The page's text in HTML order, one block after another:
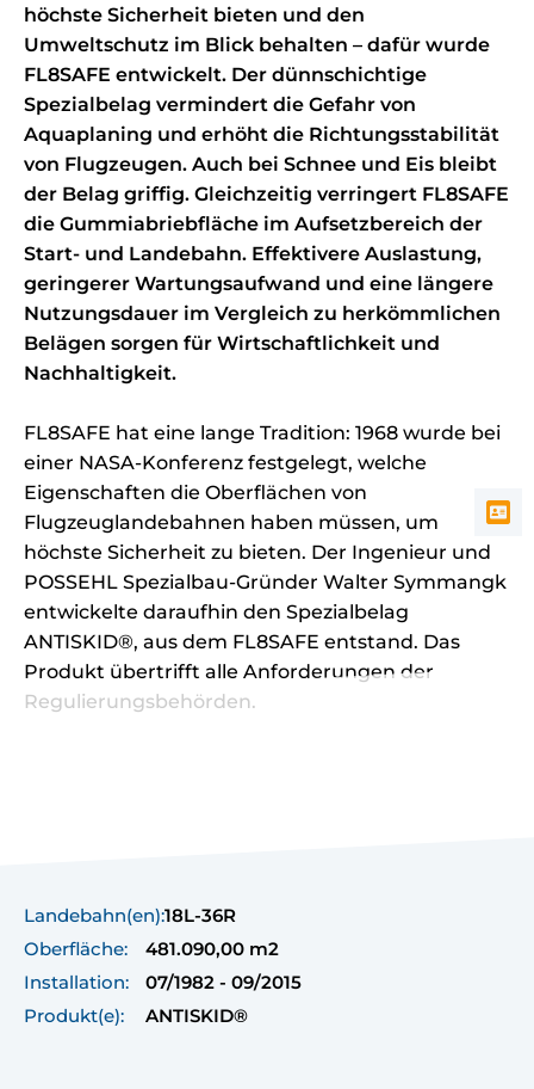
höchste Sicherheit bieten und den
Umweltschutz im Blick behalten – dafür wurde
FL8SAFE entwickelt. Der dünnschichtige
Spezialbelag vermindert die Gefahr von
Aquaplaning und erhöht die Richtungsstabilität
von Flugzeugen. Auch bei Schnee und Eis bleibt
der Belag griffig. Gleichzeitig verringert FL8SAFE
die Gummiabriebfläche im Aufsetzbereich der
Start- und Landebahn. Effektivere Auslastung,
geringerer Wartungsaufwand und eine längere
Nutzungsdauer im Vergleich zu herkömmlichen
Belägen sorgen für Wirtschaftlichkeit und
Nachhaltigkeit.
FL8SAFE hat eine lange Tradition: 1968 wurde bei
einer NASA-Konferenz festgelegt, welche
Eigenschaften die Oberflächen von
Flugzeuglandebahnen haben müssen, um
höchste Sicherheit zu bieten. Der Ingenieur und
POSSEHL Spezialbau-Gründer Walter Symmangk
entwickelte daraufhin den Spezialbelag
ANTISKID®, aus dem FL8SAFE entstand. Das
Produkt übertrifft alle Anforderungen der
Regulierungsbehörden.
Landebahn(en):18L-36R
Oberfläche:
481.090,00 m2
Installation:
07/1982 - 09/2015
Produkt(e):
ANTISKID®